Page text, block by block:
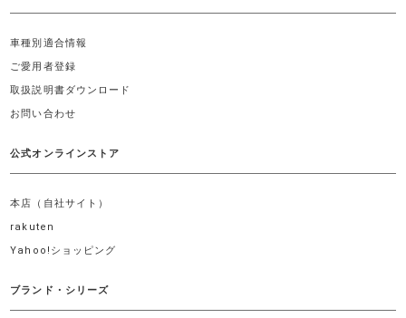
車種別適合情報
ご愛用者登録
取扱説明書ダウンロード
お問い合わせ
公式オンラインストア
本店（自社サイト）
rakuten
Yahoo!ショッピング
ブランド・シリーズ